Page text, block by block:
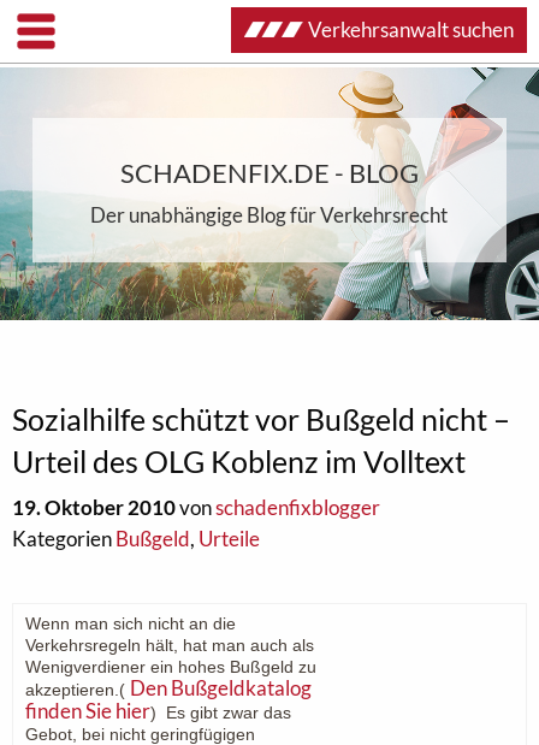
SCHADENFIX.DE - BLOG
Der unabhängige Blog für Verkehrsrecht
Sozialhilfe schützt vor Bußgeld nicht –
Urteil des OLG Koblenz im Volltext
19. Oktober 2010vonschadenfixblogger
KategorienBußgeld, Urteile
Wenn man sich nicht an die
Verkehrsregeln hält, hat man auch als
Wenigverdiener ein hohes Bußgeld zu
akzeptieren.( Den Bußgeldkatalog
finden Sie hier) Es gibt zwar das
Gebot, bei nicht geringfügigen
Verkehrsanwalt suchen